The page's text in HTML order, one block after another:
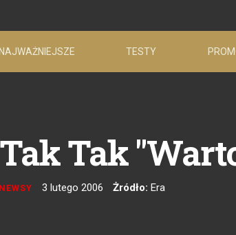
TESTY
Tak
NEWSY 3 lutego 2006 Żródło: Era